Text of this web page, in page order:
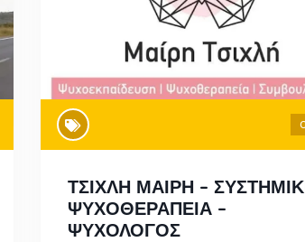
ΤΣΙΧΛΗ ΜΑΙΡΗ –
ΨΥΧΟΘΕΡΑΠΕΙΑ –
ΨΥΧΟΛΟΓΟΣ